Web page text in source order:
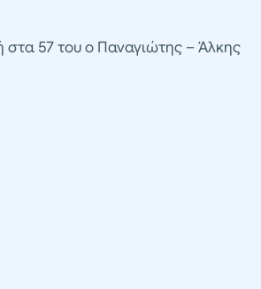
57 του ο Παναγιώτης – Άλκης